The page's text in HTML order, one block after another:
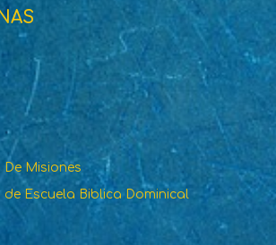
Misiones
de Escuela Biblica Dominical